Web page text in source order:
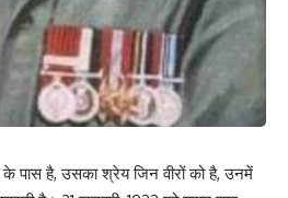
पास है, उसका श्रेय जिन वीरों को है, उनमें